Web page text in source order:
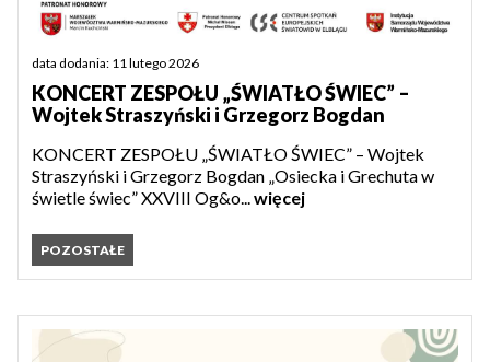
data dodania: 11 lutego 2026
KONCERT ZESPOŁU „ŚWIATŁO ŚWIEC” –
Wojtek Straszyński i Grzegorz Bogdan
KONCERT ZESPOŁU „ŚWIATŁO ŚWIEC” – Wojtek
Straszyński i Grzegorz Bogdan „Osiecka i Grechuta w
świetle świec” XXVIII Og&o... więcej
POZOSTAŁE